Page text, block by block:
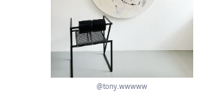
@tony.wwwww